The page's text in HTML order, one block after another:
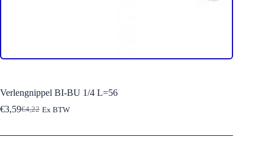
Verlengnippel BI-BU 1/4 L=56
€4,22
Oorspronkelijke
was:
€3,59Huidige
is:
Ex BTW